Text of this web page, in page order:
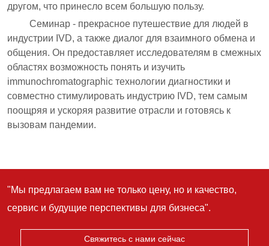
"Мы предлагаем вам не только цену, но и качество,
сервис и будущие перспективы для бизнеса".
Свяжитесь с нами сейчас